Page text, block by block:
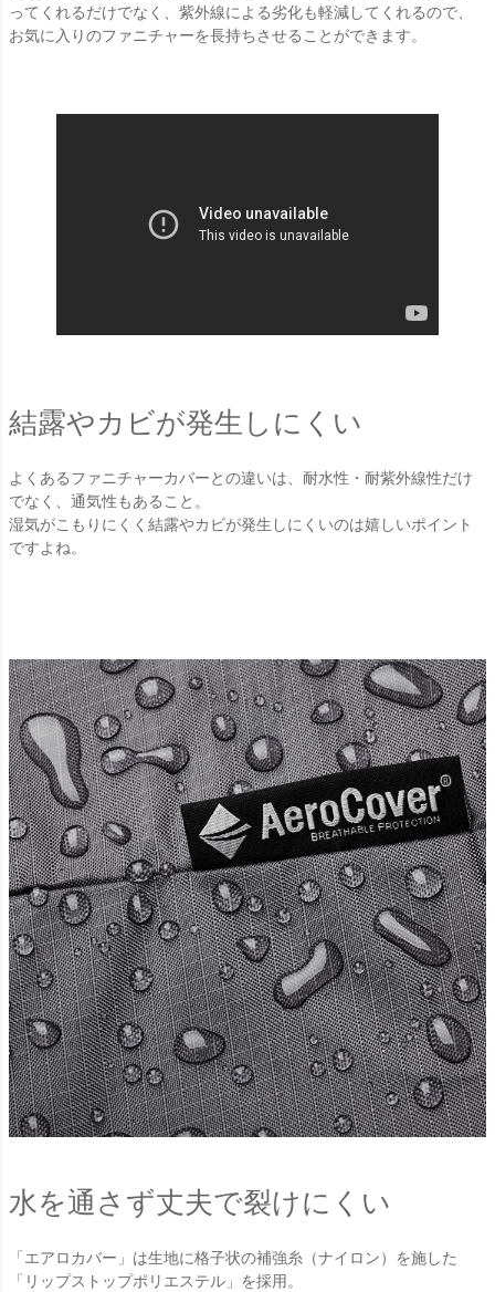
ってくれるだけでなく、紫外線による劣化も軽減してくれるので、
お気に入りのファニチャーを長持ちさせることができます。
結露やカビが発生しにくい
よくあるファニチャーカバーとの違いは、耐水性・耐紫外線性だけ
でなく、通気性もあること。
湿気がこもりにくく結露やカビが発生しにくいのは嬉しいポイント
ですよね。
水を通さず丈夫で裂けにくい
「エアロカバー」は生地に格子状の補強糸（ナイロン）を施した
「リップストップポリエステル」を採用。